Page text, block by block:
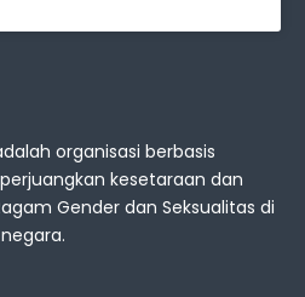
organisasi berbasis
kesetaraan dan
Gender dan Seksualitas di